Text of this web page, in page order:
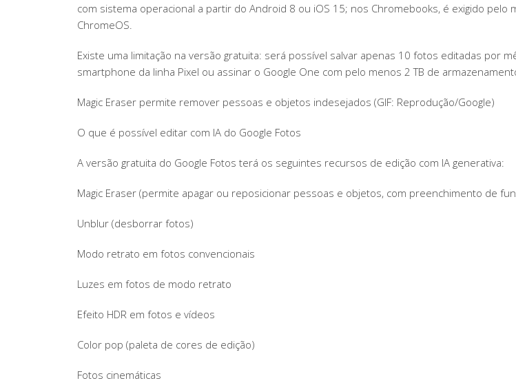
com sistema operacional a partir do Android 8 ou iOS 15; nos Chromebooks, é exigido
ChromeOS.
Existe uma limitação na versão gratuita: será possível salvar apenas 10 fotos editadas por
smartphone da linha Pixel ou assinar o Google One com pelo menos 2 TB de
Magic Eraser permite remover pessoas e objetos indesejados (GIF: Reprodução/Google)
O que é possível editar com IA do Google Fotos
A versão gratuita do Google Fotos terá os seguintes recursos de edição com IA generativa:
Magic Eraser (permite apagar ou reposicionar pessoas e objetos, com preenchimento de
Unblur (desborrar fotos)
Modo retrato em fotos convencionais
Luzes em fotos de modo retrato
Efeito HDR em fotos e vídeos
Color pop (paleta de cores de edição)
Fotos cinemáticas